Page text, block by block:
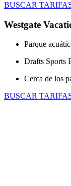
BUSCAR
Westgate
Parque
Drafts Sports
Cerca de los
BUSCAR